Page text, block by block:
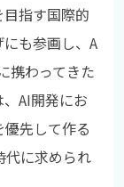
指す国際的
も参画し、A
携わってきた
AI開発にお
先して作る
代に求められ